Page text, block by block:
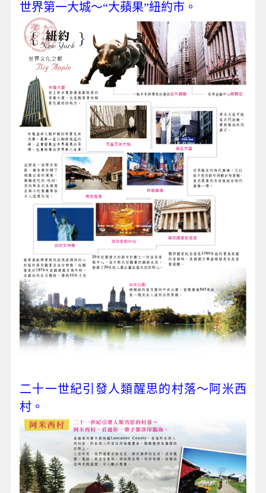
世界第一大城～“大蘋果”紐約市。
二十一世紀引發人類醒思的村落～阿米西
村。